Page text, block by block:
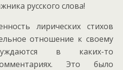
русского слова!
лирических стихов
отношение к своему
в каких-то
Это было